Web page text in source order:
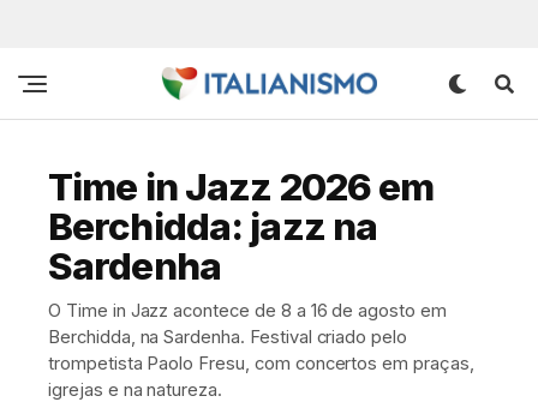
Time in Jazz 2026 em
Berchidda: jazz na
Sardenha
O Time in Jazz acontece de 8 a 16 de agosto em
Berchidda, na Sardenha. Festival criado pelo
trompetista Paolo Fresu, com concertos em praças,
igrejas e na natureza.